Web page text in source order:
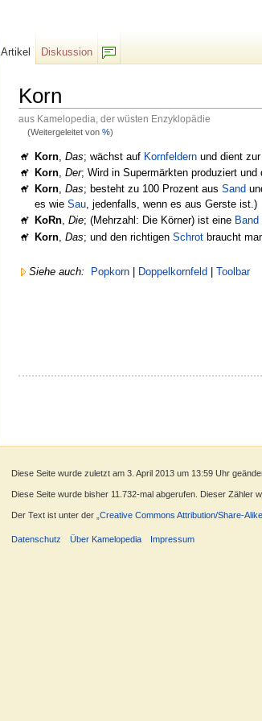
Korn
aus Kamelopedia, der wüsten Enzyklopädie
(Weitergeleitet von %)
Korn ,Das; wächst auf Kornfeldern und dient
Korn ,Der; Wird in Supermärkten produziert
Korn,Das; besteht zu 100 Prozent ausSand
es wieSau, jedenfalls, wenn es aus Gerste ist.)
KoRn,Die; (Mehrzahl: Die Körner) ist eine Band
Korn ,Das; und den richtigenSchrot braucht
Siehe auch: Popkorn Doppelkornfeld Toolbar
Artikel
Diskussion
Diese Seite wurde zuletzt am 3. April 2013 um 13:59 Uhr
Diese Seite wurde bisher 11.732-mal abgerufen. Dieser Zähler
Der Text ist unter der „Creative Commons Attribution/Share-
Datenschutz Über Kamelopedia Impressum